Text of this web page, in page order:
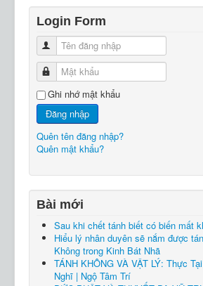
Login Form
Tên đăng nhập
Mật khẩu
Ghi nhớ mật khẩu
Đăng nhập
Quên tên đăng nhập?
Quên mật khẩu?
Bài mới
Sau khi chết tánh biết có biến mất
Hiểu lý nhân duyên sẽ nắm được
Không trong Kinh Bát Nhã
TÁNH KHÔNG VÀ VẬT LÝ: Thực
Nghĩ | Ngộ Tâm Trí